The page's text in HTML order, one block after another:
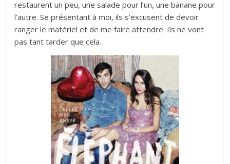
restaurent un peu, une salade pour l’un, une banane pour
l’autre. Se présentant à moi, ils s’excusent de devoir
ranger le matériel et de me faire attendre. Ils ne vont
pas tant tarder que cela.